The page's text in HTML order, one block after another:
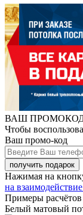
ВАШ
Чтобы
Ваш промо-код
Нажимая на
на
Примеры
Белый матовый